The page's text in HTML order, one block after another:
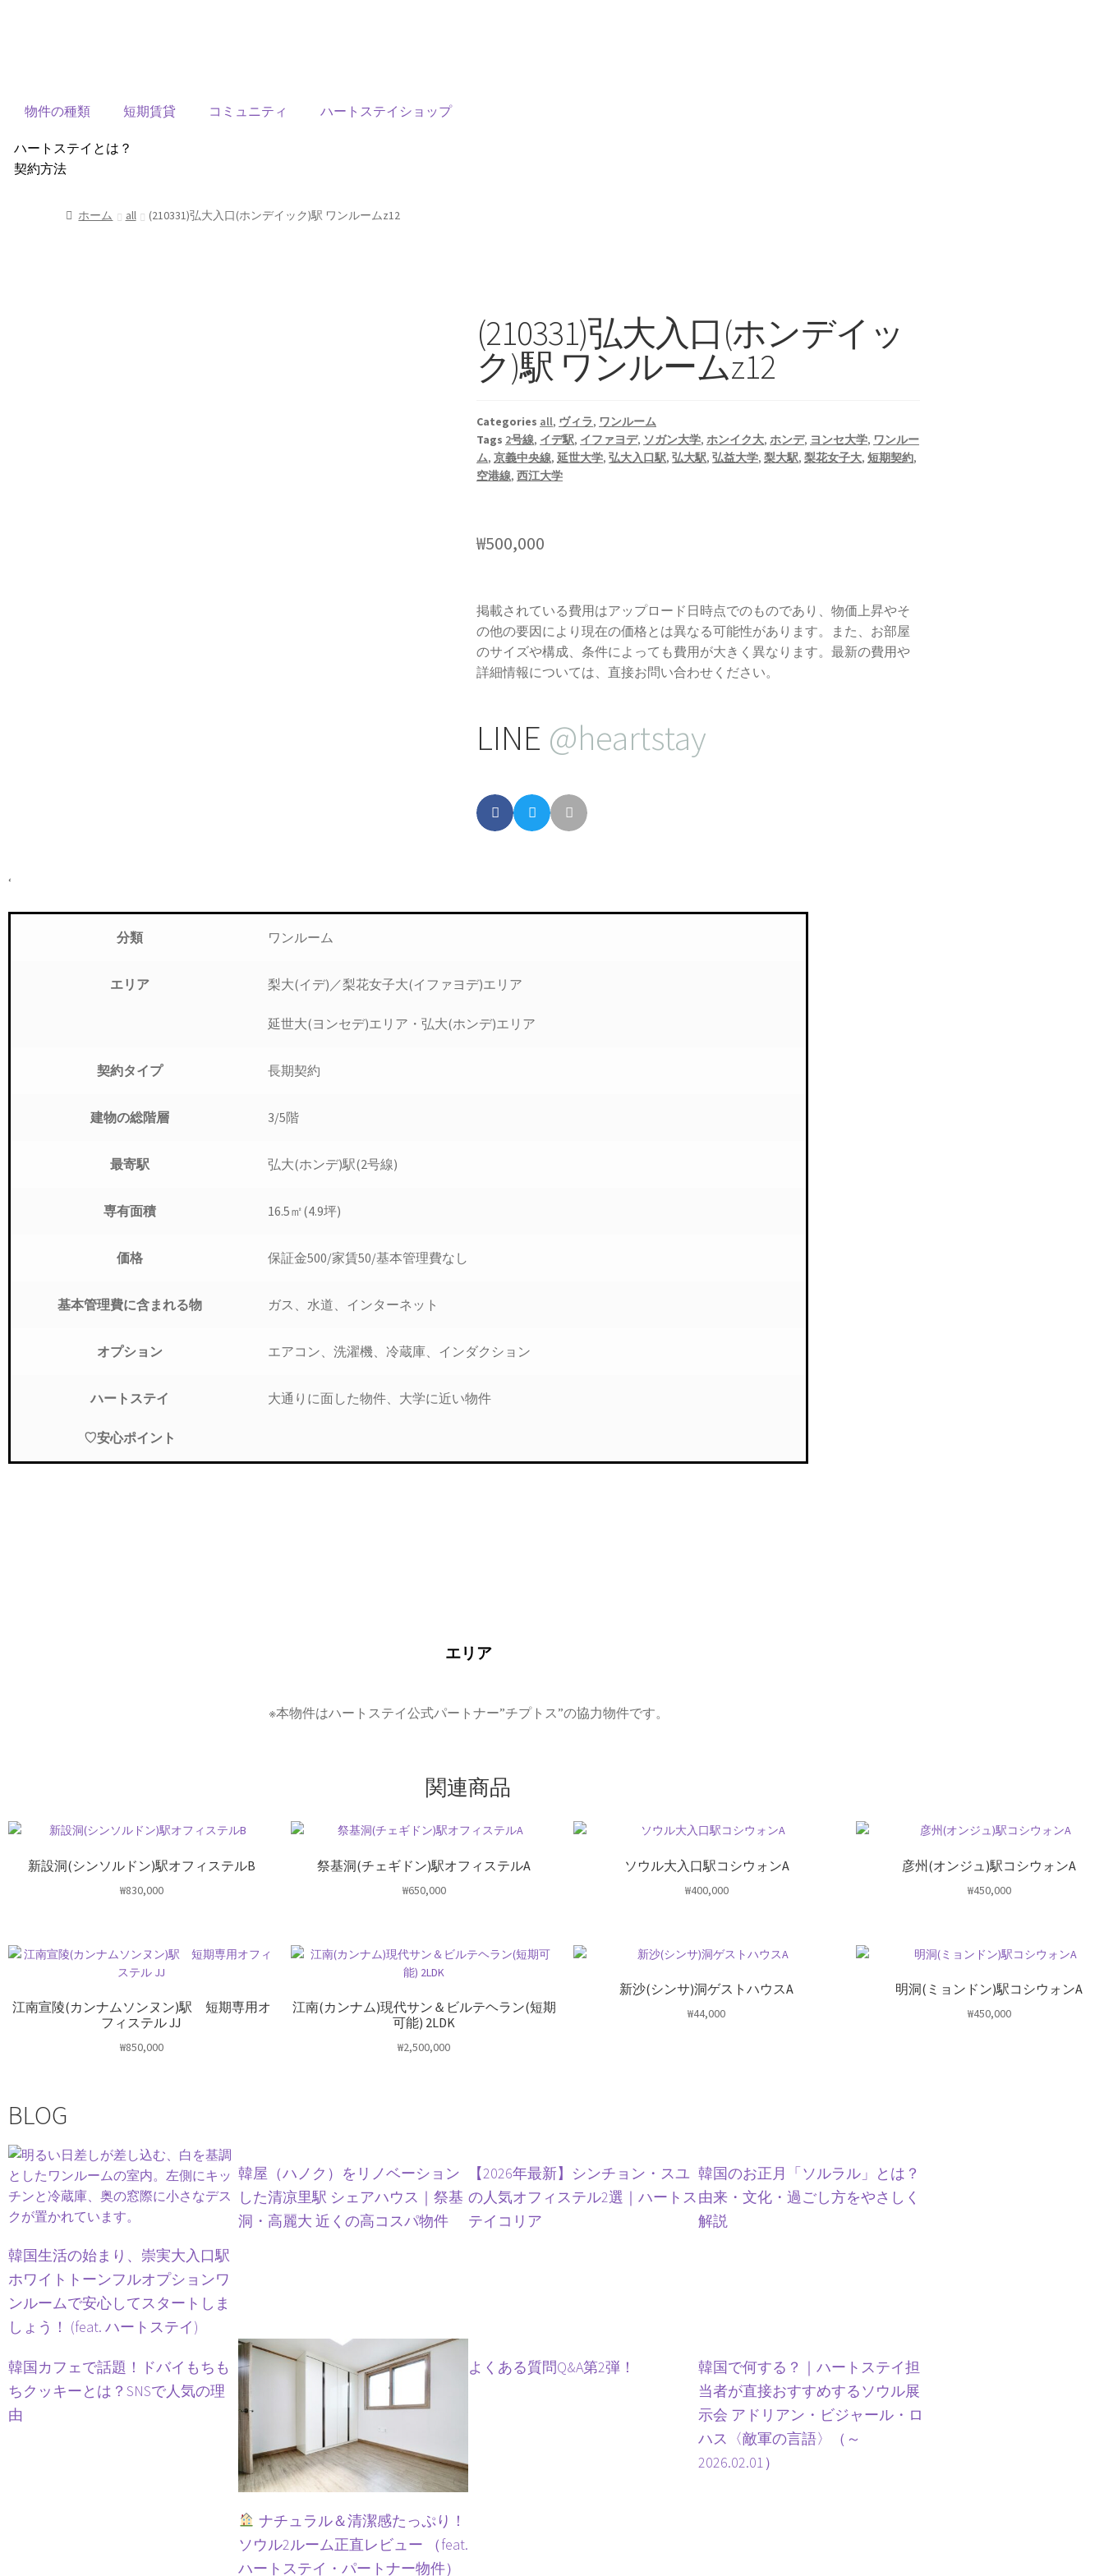
物件の種類 短期賃貸 コミュニティ ハートステイショップ
ハートステイとは？
契約方法
サービス費用ホーム all (210331)弘大入口(ホンデイック)駅 ワンルームz12
(210331)弘大入口(ホンデイッ
ク)駅 ワンルームz12
Categories all, ヴィラ, ワンルーム
Tags 2号線, イデ駅, イファヨデ, ソガン大学, ホンイク大, ホンデ, ヨンセ大学, ワンルー
ム, 京義中央線, 延世大学, 弘大入口駅, 弘大駅, 弘益大学, 梨大駅, 梨花女子大, 短期契約,
空港線, 西江大学
₩500,000
掲載されている費用はアップロード日時点でのものであり、物価上昇やそ
の他の要因により現在の価格とは異なる可能性があります。また、お部屋
のサイズや構成、条件によっても費用が大きく異なります。最新の費用や
詳細情報については、直接お問い合わせください。
LINE @heartstay
‘
分類 ワンルーム
エリア 梨大(イデ)／梨花女子大(イファヨデ)エリア
延世大(ヨンセデ)エリア・弘大(ホンデ)エリア
契約タイプ 長期契約
建物の総階層 3/5階
最寄駅 弘大(ホンデ)駅(2号線)
専有面積 16.5㎡(4.9坪)
価格 保証金500/家賃50/基本管理費なし
基本管理費に含まれる物 ガス、水道、インターネット
オプション エアコン、洗濯機、冷蔵庫、インダクション
ハートステイ
♡安心ポイント
大通りに面した物件、大学に近い物件
エリア
※本物件はハートステイ公式パートナー”チプトス”の協力物件です。
関連商品
新設洞(シンソルドン)駅オフィステルB
₩830,000
祭基洞(チェギドン)駅オフィステルA
₩650,000
ソウル大入口駅コシウォンA
₩400,000
彦州(オンジュ)駅コシウォンA
₩450,000
江南宣陵(カンナムソンヌン)駅 短期専用オ
フィステル JJ
₩850,000
江南(カンナム)現代サン＆ビルテヘラン(短期
可能) 2LDK
₩2,500,000
新沙(シンサ)洞ゲストハウスA
₩44,000
明洞(ミョンドン)駅コシウォンA
₩450,000
BLOG
韓国生活の始まり、崇実大入口駅
ホワイトトーンフルオプションワ
ンルームで安心してスタートしま
しょう！ (feat. ハートステイ)
韓屋（ハノク）をリノベーション
した清凉里駅 シェアハウス｜祭基
洞・高麗大 近くの高コスパ物件
【2026年最新】シンチョン・スユ
の人気オフィステル2選｜ハートス
テイコリア
韓国のお正月「ソルラル」とは？
由来・文化・過ごし方をやさしく
解説
韓国カフェで話題！ドバイもちも
ちクッキーとは？SNSで人気の理
由
ナチュラル＆清潔感たっぷり！
ソウル2ルーム正直レビュー （feat.
ハートステイ・パートナー物件）
よくある質問Q&A第2弾！
韓国で何する？｜ハートステイ担
当者が直接おすすめするソウル展
示会 アドリアン・ビジャール・ロ
ハス〈敵軍の言語〉（～
2026.02.01）